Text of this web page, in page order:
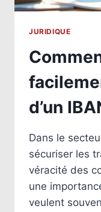
JURIDIQUE
d’un
Dans le
sécuriser les
véracité des
une
veulent